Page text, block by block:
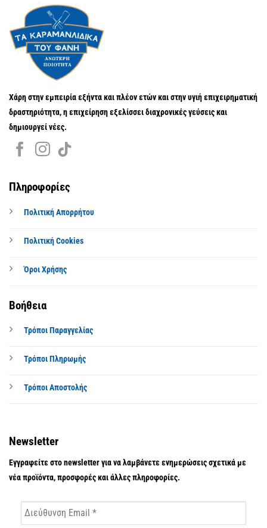
Χάρη στην εμπειρία εξήντα και πλέον ετών και στην υγιή επιχειρηματική
δραστηριότητα, η επιχείρηση εξελίσσει διαχρονικές γεύσεις και
δημιουργεί νέες.
Πληροφορίες
Πολιτική Απορρήτου
Πολιτική Cookies
Όροι Χρήσης
Βοήθεια
Τρόποι Παραγγελίας
Τρόποι Πληρωμής
Τρόποι Αποστολής
Newsletter
Εγγραφείτε στο newsletter για να λαμβάνετε ενημερώσεις σχετικά με
νέα προϊόντα, προσφορές και άλλες πληροφορίες.